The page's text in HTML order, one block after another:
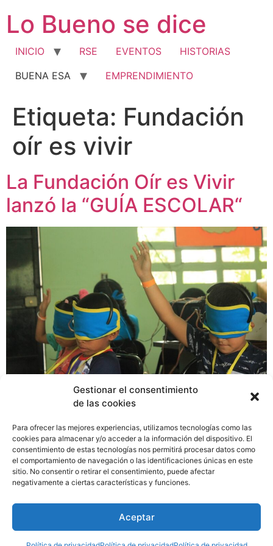
Gestionar el consentimiento
de las cookies
Para ofrecer las mejores experiencias, utilizamos tecnologías como las
cookies para almacenar y/o acceder a la información del dispositivo. El
consentimiento de estas tecnologías nos permitirá procesar datos como
el comportamiento de navegación o las identificaciones únicas en este
sitio. No consentir o retirar el consentimiento, puede afectar
negativamente a ciertas características y funciones.
Aceptar
contenido
Lo Bueno se dice
INICIO RSE EVENTOS
HISTORIAS
BUENA ESA
EMPRENDIMIENTO
Etiqueta: Fundación
oír es vivir
La Fundación Oír es Vivir
lanzó la “GUÍA ESCOLAR“
SILENCIO – RUIDO: Formando generaciones con mejor
Salud Auditiva”, una pieza digital con descarga gratuita
para todos. La Guía es un divertido compendio de
actividades para que docentes de escuelas públicas y
privadas, kínderes y maternales puedan realizar junto a
sus estudiantes para enseñarles, a través de las
por ruido excesivo cuidando también su salud en
general y el medio ambiente.